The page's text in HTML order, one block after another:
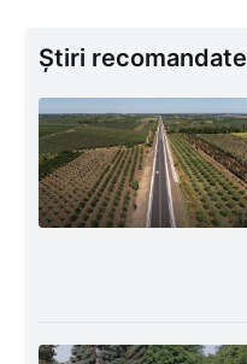
Știri recomandate